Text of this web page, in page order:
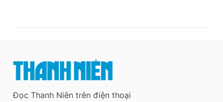
Đọc Thanh Niên trên điện thoại